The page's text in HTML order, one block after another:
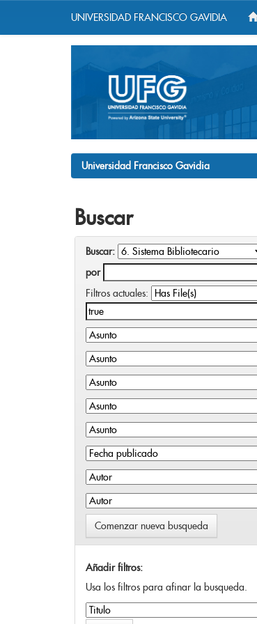
UNIVERSIDAD FRANCISCO GAVIDIA
Universidad Francisco Gavidia
Buscar
Buscar:
por
Filtros actuales:
Comenzar nueva busqueda
Añadir filtros:
Usa los filtros para afinar la busqueda.